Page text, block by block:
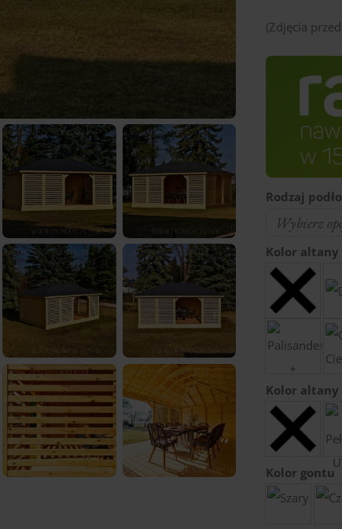
(Zdjęcia
Rodzaj
Kolor altany
Kolor
Kolor gontu